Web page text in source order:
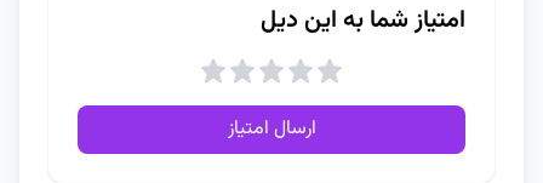
امتیاز شما به این دیل
ارسال امتیاز